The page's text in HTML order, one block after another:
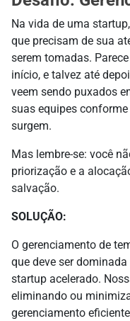
Na vida de uma
que precisam de sua
serem tomadas.
início, e talvez até
veem sendo puxados
suas equipes
surgem.
Mas lembre-se: você
priorização e a
salvação.
SOLUÇÃO:
O gerenciamento de
que deve ser
startup acelerado.
eliminando ou
gerenciamento